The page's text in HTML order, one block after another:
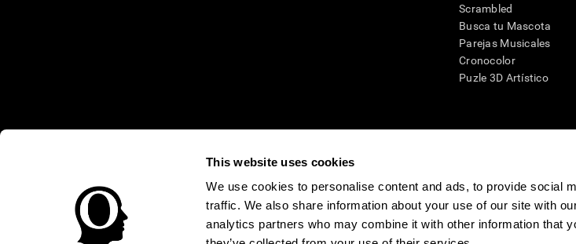
This website uses cookies
We use cookies to personalise content and ads, to provide social
traffic. We also share information about your use of our site with
analytics partners who may combine it with other information that
Scrambled
Busca tu Mascota
Parejas Musicales
Cronocolor
Puzle 3D Artístico
* Las evaluaciones de CogniFit están diseñadas para detectar alteraciones y deterioro cognitivo con el fin de ofrecer a
clínico, los resultados de CogniFit (cuando son interpretados por un profesional de la salud cualificado), se pueden
neuropsicológica (por ejemplo, un examen neuropsicológico completo). CogniFit no ofrece directamente un diagnóstico
puede ser realizada por un médico o psicólogo cualificado teniendo en cuenta una amplia gama de posibles factores.
un dispositivo médico certicado por la FDA. El producto puede ser utilizado para estudios de investigación en cualquier
uso del producto debe hacerse en los sujetos humanos apropiados conforme al procedimiento dictado por el centro de
sujeto humano nunca no podrán ser, en ningún caso, inferiores a las requeridas para cualquier sujeto de investigación